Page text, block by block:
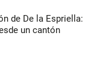
de De la Espriella:
un cantón